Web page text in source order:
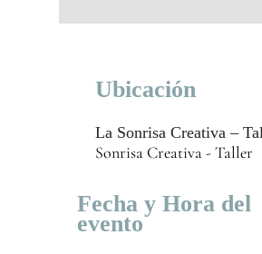
Ubicación
La Sonrisa Creativa –
Sonrisa Creativa - Taller
Fecha y Hora del
evento